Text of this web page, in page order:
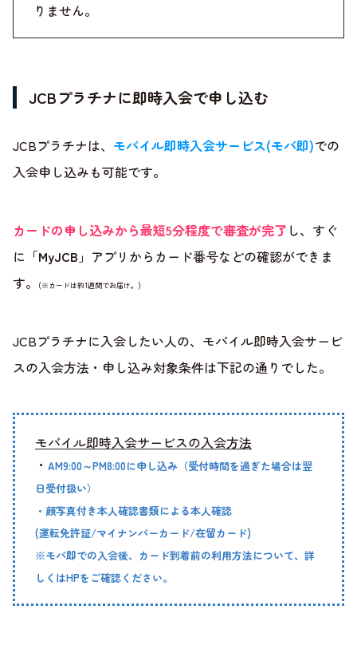
りません。
JCBプラチナに即時入会で申し込む
JCBプラチナは、 モバイル即時入会サービス(モバ即)での
入会申し込みも可能です。
カードの申し込みから最短5分程度で審査が完了 し、すぐ
に「MyJCB 」アプリからカード番号などの確認ができま
す。
(※カードは約1週間でお届け。)
JCBプラチナに入会したい人の、モバイル即時入会サービ
スの入会方法・申し込み対象条件は下記の通りでした。
モバイル即時入会サービスの入会方法
・ AM9:00～PM8:00に申し込み（受付時間を過ぎた場合は翌
日受付扱い）
・顔写真付き本人確認書類による本人確認
(運転免許証/マイナンバーカード/在留カード)
※モバ即での入会後、カード到着前の利用方法について、詳
しくはHPをご確認ください。